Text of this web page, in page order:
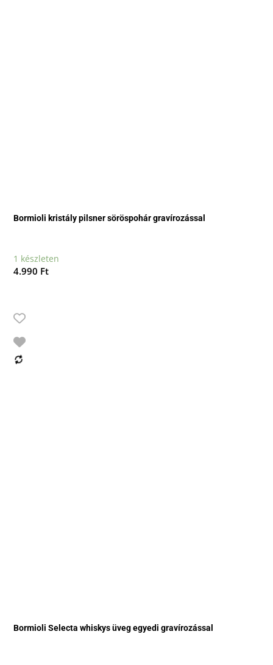
Bormioli kristály pilsner söröspohár gravírozással
1 készleten
4.990 Ft
Bormioli Selecta whiskys üveg egyedi gravírozással